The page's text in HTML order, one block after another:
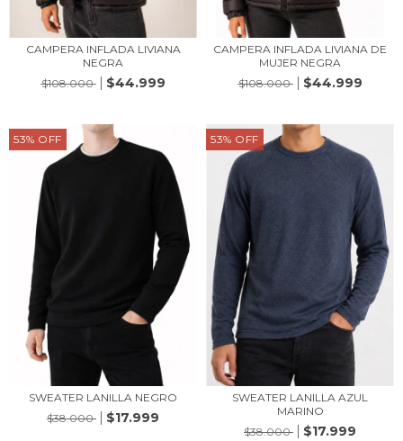
CAMPERA INFLADA LIVIANA
NEGRA
$108.000
$44.999
CAMPERA INFLADA LIVIANA DE
MUJER NEGRA
$108.000
$44.999
53% OFF
SWEATER LANILLA NEGRO
$38.000
$17.999
53% OFF
SWEATER LANILLA AZUL
MARINO
$38.000
$17.999